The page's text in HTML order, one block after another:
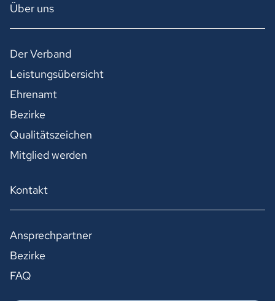
Über uns
Der Verband
Leistungsübersicht
Ehrenamt
Bezirke
Qualitätszeichen
Mitglied werden
Kontakt
Ansprechpartner
Bezirke
FAQ